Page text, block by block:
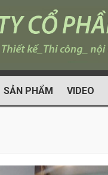
SẢN PHẨM VIDEO